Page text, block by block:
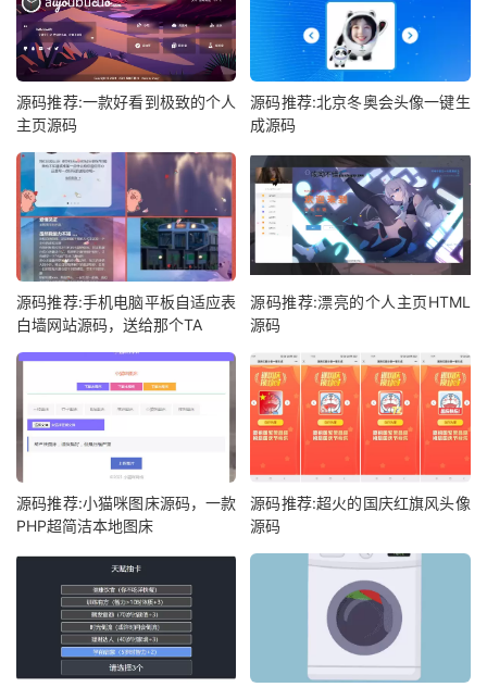
源码推荐:一款好看到极致的个人
主页源码
源码推荐:北京冬奥会头像一键生
成源码
源码推荐:手机电脑平板自适应表
白墙网站源码，送给那个TA
源码推荐:漂亮的个人主页HTML
源码
源码推荐:小猫咪图床源码，一款
PHP超简洁本地图床
源码推荐:超火的国庆红旗风头像
源码